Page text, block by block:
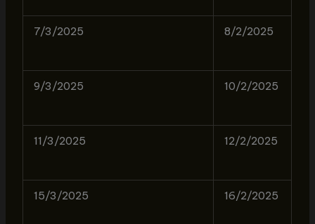
7/3/2025 8/2/2025
9/3/2025 10/2/2025
11/3/2025 12/2/2025
15/3/2025 16/2/2025